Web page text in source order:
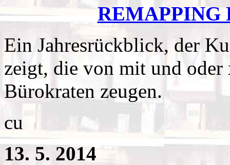
REMAPPING
Ein Jahresrückblick, der
zeigt, die von mit und
Bürokraten zeugen.
cu
13. 5. 2014